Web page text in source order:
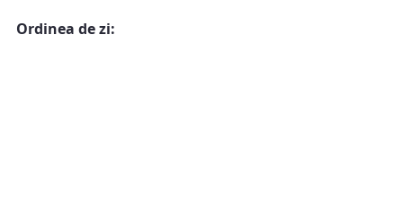
Ordinea de zi: